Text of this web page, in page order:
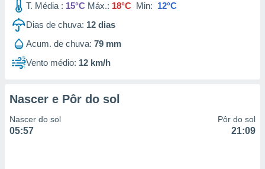
T. Média : 15°C Máx.: 18°C Min: 12°C
Dias de chuva: 12 dias
Acum. de chuva: 79 mm
Vento médio: 12 km/h
Nascer e Pôr do sol
Nascer do sol
05:57
Pôr do sol
21:09